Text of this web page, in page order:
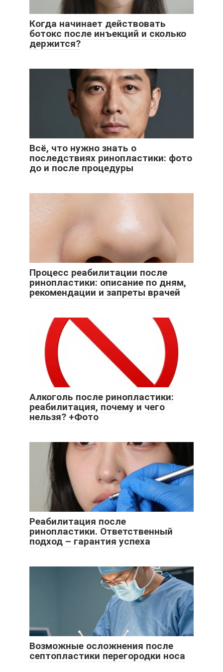
Когда начинает действовать
ботокс после инъекций и сколько
держится?
Всё, что нужно знать о
последствиях ринопластики: фото
до и после процедуры
Процесс реабилитации после
ринопластики: описание по дням,
рекомендации и запреты врачей
Алкоголь после ринопластики:
реабилитация, почему и чего
нельзя? +Фото
Реабилитация после
ринопластики. Ответственный
подход – гарантия успеха
Возможные осложнения после
септопластики перегородки носа